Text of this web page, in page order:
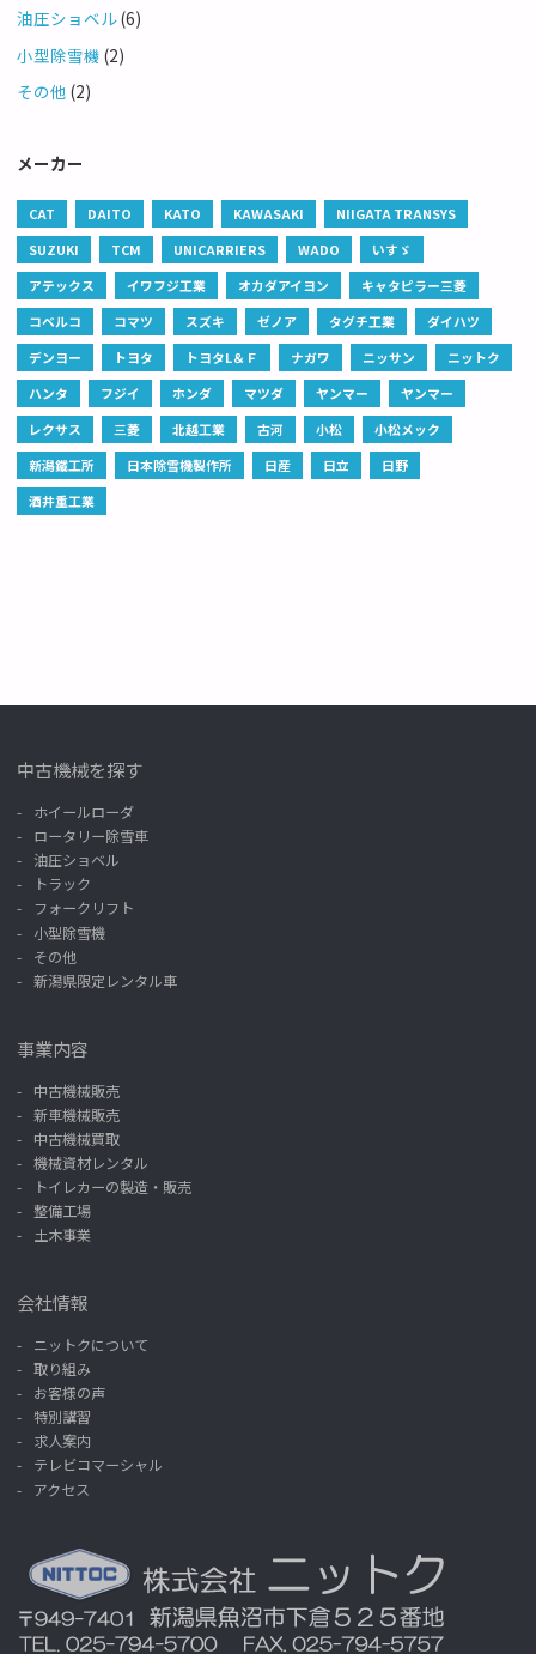
油圧ショベル(6)
小型除雪機 (2)
その他 (2)
メーカー
CAT DAITO KATO KAWASAKI
NIIGATA TRANSYS
SUZUKI
TCM UNICARRIERS WADO
いすゞ
アテックス
イワフジ工業 オカダアイヨン
キャタピラー三菱
コベルコ
コマツ スズキ ゼノア タグチ工業
ダイハツ
デンヨー
トヨタ トヨタL＆Ｆ ナガワ ニッサン
ニットク
ハンタ
フジイ ホンダ マツダ ヤンマー
ヤンマー
レクサス
三菱 北越工業 古河 小松
小松メック
新潟鐵工所
日本除雪機製作所 日産 日立
日野
酒井重工業
中古機械を探す
ホイールローダ
ロータリー除雪車
油圧ショベル
トラック
フォークリフト
小型除雪機
その他
新潟県限定レンタル車
事業内容
中古機械販売
新車機械販売
中古機械買取
機械資材レンタル
トイレカーの製造・販売
整備工場
土木事業
会社情報
ニットクについて
取り組み
お客様の声
特別講習
求人案内
テレビコマーシャル
アクセス